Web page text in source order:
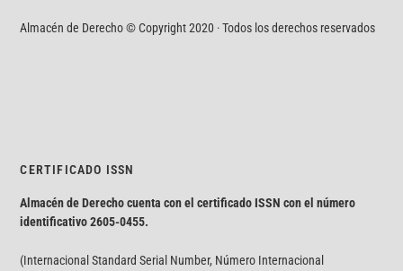
Almacén de Derecho © Copyright 2020 · Todos los derechos reservados
CERTIFICADO ISSN
Almacén de Derecho cuenta con el certificado ISSN con el número
identificativo2605-0455.
(Internacional Standard Serial Number, Número Internacional